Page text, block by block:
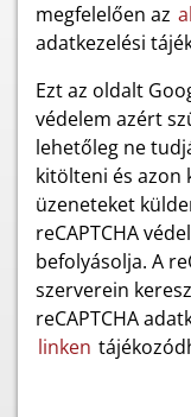
megfelelően az
adatkezelési
Ezt az oldalt
védelem azért
lehetőleg ne
kitölteni és azon
üzeneteket
reCAPTCHA
befolyásolja. A
szerverein
reCAPTCHA
linken